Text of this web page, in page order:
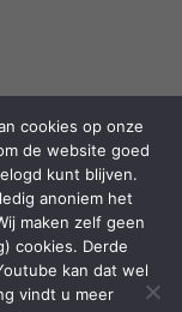
in cooperation
cookies op onze
de website goed
kunt blijven.
anoniem het
maken zelf geen
cookies. Derde
kan dat wel
vindt u meer